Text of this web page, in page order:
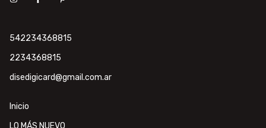
542234368815
2234368815
disedigicard@gmail.com.ar
Inicio
LO MÁS NUEVO